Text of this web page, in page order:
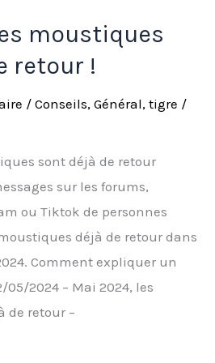
moustiques
retour !
/ Conseils, Général, tigre /
sont déjà de retour
sur les forums,
ou Tiktok de personnes
déjà de retour dans
Comment expliquer un
05/2024 – Mai 2024, les
de retour –